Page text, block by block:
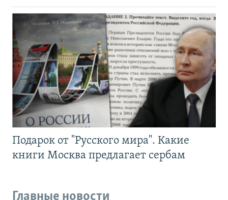
Подарок от "Русского мира". Какие
книги Москва предлагает сербам
Главные новости